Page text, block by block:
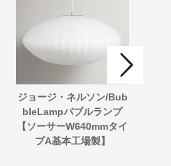
ジョージ・ネルソン/Bub
bleLampバブルランプ
【ソーサーW640mmタイ
プA基本工場製】